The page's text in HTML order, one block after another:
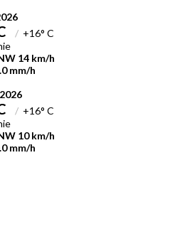
/+16° C
14 km/h
mm/h
/+16° C
10 km/h
mm/h